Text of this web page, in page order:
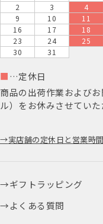
2
3 4
9
10 11
16
17 18
23
24 25
30
31
■ …定休日
商品の出荷作業および
ル）をお休みさせていた
実店舗の定休日と営業時
ギフトラッピング
よくある質問